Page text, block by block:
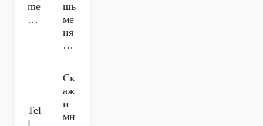
me
…
шь
ме
ня
…
Tel
l
Ск
аж
и
мн